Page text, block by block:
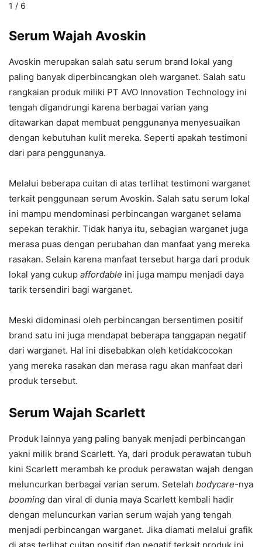
1 / 6
Serum Wajah Avoskin
Avoskin merupakan salah satu serum brand lokal yang
paling banyak diperbincangkan oleh warganet. Salah satu
rangkaian produk miliki PT AVO Innovation Technology ini
tengah digandrungi karena berbagai varian yang
ditawarkan dapat membuat penggunanya menyesuaikan
dengan kebutuhan kulit mereka. Seperti apakah testimoni
dari para penggunanya.
Melalui beberapa cuitan di atas terlihat testimoni warganet
terkait penggunaan serum Avoskin. Salah satu serum lokal
ini mampu mendominasi perbincangan warganet selama
sepekan terakhir. Tidak hanya itu, sebagian warganet juga
merasa puas dengan perubahan dan manfaat yang mereka
rasakan. Selain karena manfaat tersebut harga dari produk
lokal yang cukup affordable ini juga mampu menjadi daya
tarik tersendiri bagi warganet.
Meski didominasi oleh perbincangan bersentimen positif
brand satu ini juga mendapat beberapa tanggapan negatif
dari warganet. Hal ini disebabkan oleh ketidakcocokan
yang mereka rasakan dan merasa ragu akan manfaat dari
produk tersebut.
Serum Wajah Scarlett
Produk lainnya yang paling banyak menjadi perbincangan
yakni milik brand Scarlett. Ya, dari produk perawatan tubuh
kini Scarlett merambah ke produk perawatan wajah dengan
meluncurkan berbagai varian serum. Setelah bodycare-nya
booming dan viral di dunia maya Scarlett kembali hadir
dengan meluncurkan varian serum wajah yang tengah
menjadi perbincangan warganet. Jika diamati melalui grafik